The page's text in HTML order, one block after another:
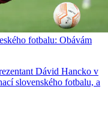
fotbalu: Obávám
Dávid Hancko v
slovenského fotbalu, a